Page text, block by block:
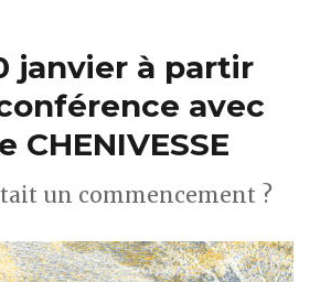
janvier à partir
avec
CHENIVESSE
un commencement ?